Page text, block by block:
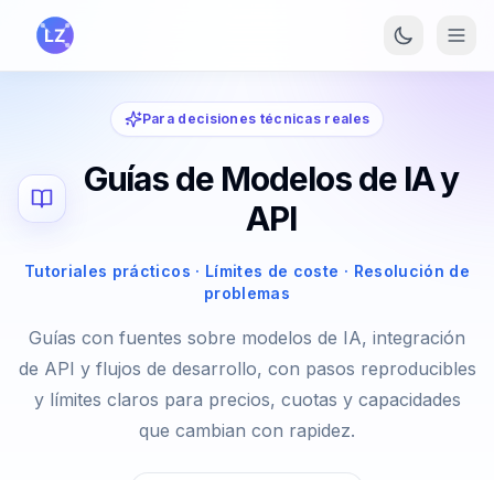
Saltar al contenido principal
Para decisiones técnicas reales
Guías de Modelos de IA y
API
Tutoriales prácticos · Límites de coste · Resolución de
problemas
Guías con fuentes sobre modelos de IA, integración
de API y flujos de desarrollo, con pasos reproducibles
y límites claros para precios, cuotas y capacidades
que cambian con rapidez.